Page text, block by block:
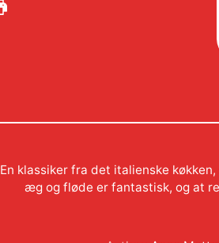
En klassiker fra det italienske
æg og fløde er fantastisk, og at